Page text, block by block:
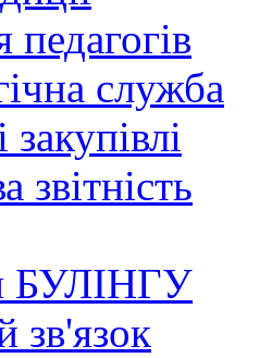
педагогів
служба
звітність
БУЛІНГУ
зв'язок